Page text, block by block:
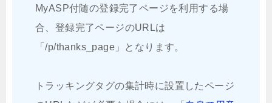
MyASP付随の登録完了ページを利用する場
合、登録完了ページのURLは
「/p/thanks_page」となります。
トラッキングタグの集計時に設置したページ